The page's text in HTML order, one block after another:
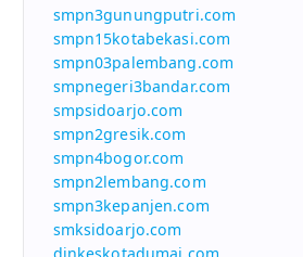
smpn3gunungputri.com
smpn15kotabekasi.com
smpn03palembang.com
smpnegeri3bandar.com
smpsidoarjo.com
smpn2gresik.com
smpn4bogor.com
smpn2lembang.com
smpn3kepanjen.com
smksidoarjo.com